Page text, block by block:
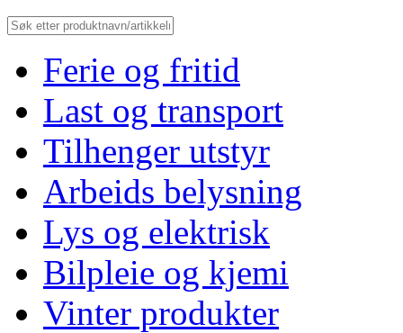
Ferie og fritid
Last og transport
Tilhenger utstyr
Arbeids belysning
Lys og elektrisk
Bilpleie og kjemi
Vinter produkter